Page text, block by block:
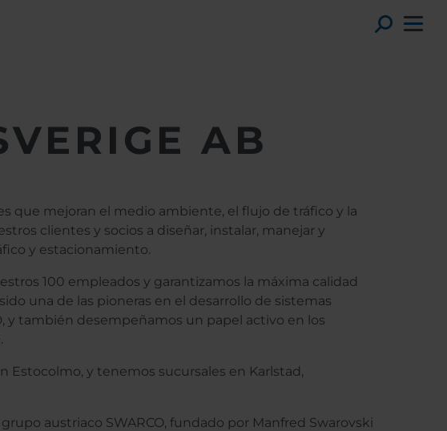
AB
que mejoran el medio ambiente, el flujo de tráfico y la
clientes y socios a diseñar, instalar, manejar y
y estacionamiento.
100 empleados y garantizamos la máxima calidad
una de las pioneras en el desarrollo de sistemas
y también desempeñamos un papel activo en los
Estocolmo, y tenemos sucursales en Karlstad,
austriaco SWARCO, fundado por Manfred Swarovski